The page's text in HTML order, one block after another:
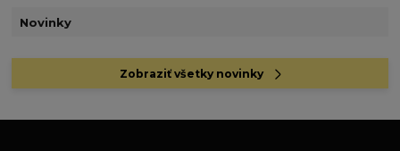
Novinky
Zobraziť všetky novinky